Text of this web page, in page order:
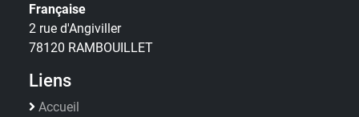
Française
2 rue d'Angiviller
78120 RAMBOUILLET
Liens
Accueil